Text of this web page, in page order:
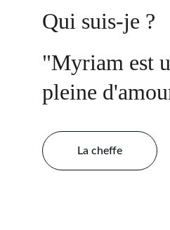
Qui suis-je ?
La cheffe
"Myriam est
pleine